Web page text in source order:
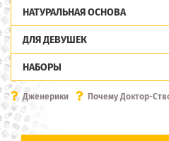
НАТУРАЛЬНАЯ ОСНОВА
ДЛЯ ДЕВУШЕК
НАБОРЫ
Дженерики Почему Доктор-